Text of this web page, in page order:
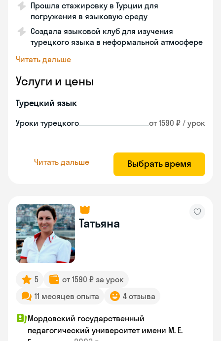
Прошла стажировку в Турции для
погружения в языковую среду
Создала языковой клуб для изучения
турецкого языка в неформальной атмосфере
Читать дальше
Услуги и цены
Турецкий язык
Уроки турецкого от 1590 ₽ / урок
Читать дальше Выбрать время
Татьяна
5
от 1590 ₽ за урок
11 месяцев опыта
4 отзыва
Мордовский государственный
педагогический университет имени М. Е.